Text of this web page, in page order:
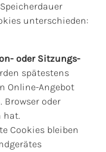
unterschieden:
oder Sitzungs-
spätestens
Online-Angebot
Browser oder
hat.
Cookies bleiben